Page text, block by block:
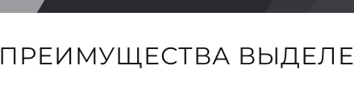
ПРЕИМУЩЕСТВА